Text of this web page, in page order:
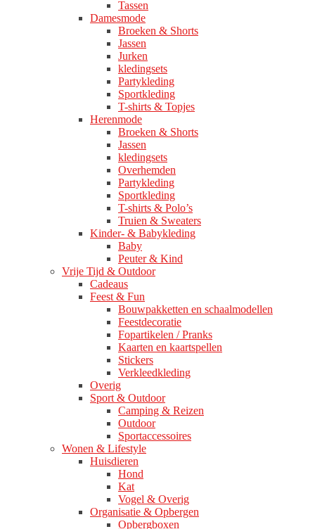
Tassen
Damesmode
Broeken & Shorts
Jassen
Jurken
kledingsets
Partykleding
Sportkleding
T-shirts & Topjes
Herenmode
Broeken & Shorts
Jassen
kledingsets
Overhemden
Partykleding
Sportkleding
T-shirts & Polo’s
Truien & Sweaters
Kinder- & Babykleding
Baby
Peuter & Kind
Vrije Tijd & Outdoor
Cadeaus
Feest & Fun
Bouwpakketten en schaalmodellen
Feestdecoratie
Fopartikelen / Pranks
Kaarten en kaartspellen
Stickers
Verkleedkleding
Overig
Sport & Outdoor
Camping & Reizen
Outdoor
Sportaccessoires
Wonen & Lifestyle
Huisdieren
Hond
Kat
Vogel & Overig
Organisatie & Opbergen
Opbergboxen